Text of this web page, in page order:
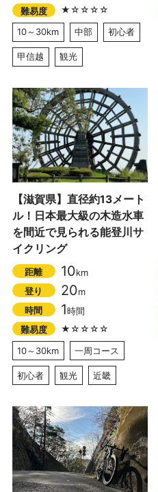
難易度
★☆☆☆☆
10～30km
中部 初心者
甲信越 観光
【滋賀県】直径約13メート
ル！日本最大級の木造水車
を間近で見られる能登川サ
イクリング
距離 10km
登り
20m
時間
1時間
難易度
★☆☆☆☆
10～30km
一周コース
初心者 観光 近畿